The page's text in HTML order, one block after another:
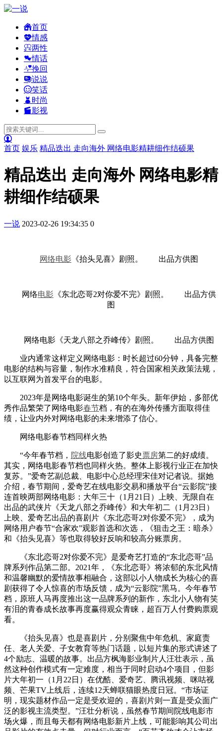
首页
情感
两性
情话
挽回
说说
笑话
时尚
影视
首页 娱乐 精品迭出 走向海外 网络电影精耕细作结硕果
精品迭出 走向海外 网络电影精
耕细作结硕果
一说 2023-02-26 19:34:35 0
网络电影 《抬头见喜》剧照。 出品方供图
网络电影 《东北恋哥2对你爱不完》剧照。 出品方供
图
网络电影《天龙八部之乔峰传》剧照。 出品方供图
业内通常这样定义网络电影：时长超过60分钟，具备完整
电影的结构与容量，制作水准精良，符合国家相关政策法规，
以互联网为首发平台的电影。
2023年是网络电影诞生的第10个年头。新年伊始，多部优
秀作品繁荣了网络电影春节档，有的在海外传播方面取得佳
绩，让业内外对网络电影的未来增添了信心。
网络电影春节档同样火热
“今年春节档， 院线电影创造了影史票房第二的好成绩。
其实，网络电影春节档也同样火热。整体上影视行业正在加快
复苏。”爱奇艺副总裁、电影中心总经理宋佳对记者说。据她
介绍，春节期间，爱奇艺在线电影交易和播放平台“云影院”接
连首映两部网络电影：大年三十（1月21日）上映、无限自在
出品的武侠片《天龙八部之乔峰传》和大年初二（1月23日）
上映、爱奇艺出品的喜剧片《东北恋哥2对你爱不完》，成为
网络用户春节“合家欢”观影首选和次选，《狙击之王：暗杀》
和《抬头见喜》等也取得较好反响和较高分账票房。
《东北恋哥2对你爱不完》是爱奇艺打造的“东北恋哥”品
牌系列作品第二部。2021年，《东北恋哥》将浓郁的东北风情
和温馨幽默的爱情故事相融合，这部以小人物成长为核心的喜
剧获得了令人惊喜的市场反馈，成为“云影院”黑马。今年春节
档，原班人马再度推出这一品牌系列的新作，东北小人物有笑
有泪的青春成长故事再度赢得观众青睐，超百万人付费购票观
看。
《抬头见喜》也是喜剧片，分别聚焦中年危机、家庭责
任、老人关爱、子女教育等热门话题，以短片集的形式讲述了
4个励志、温暖的故事。出品方枫海影业制片人汪壮表示，虽
然这种创作模式有一定难度，相当于同时启动4个项目，但影
片大年初一（1月22日）在优酷、爱奇艺、腾讯视频、咪咕视
频、芒果TV上线后，连续12天蝉联猫眼热度日冠。“市场证
明，现实题材作品一定是受欢迎的，喜剧片则一直是受众面广
泛的影视主流类型。”汪壮分析说，虽然春节期间院线电影市
场火爆，而且每天都有网络电影新片上线，可能影响其公司出